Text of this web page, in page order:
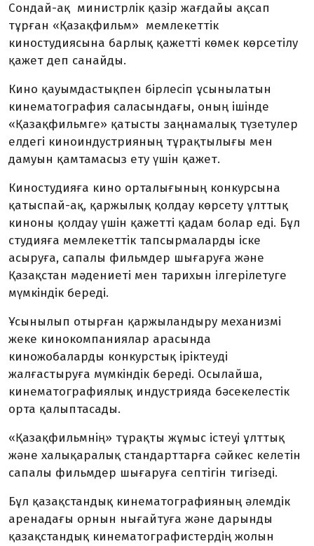
Сондай-ақ министрлік қазір жағдайы ақсап
тұрған «Қазақфильм» мемлекеттік
киностудиясына барлық қажетті көмек көрсетілу
қажет деп санайды.
Кино қауымдастықпен бірлесіп ұсынылатын
кинематография саласындағы, оның ішінде
«Қазақфильмге» қатысты заңнамалық түзетулер
елдегі киноиндустрияның тұрақтылығы мен
дамуын қамтамасыз ету үшін қажет.
Киностудияға кино орталығының конкурсына
қатыспай-ақ, қаржылық қолдау көрсету ұлттық
киноны қолдау үшін қажетті қадам болар еді. Бұл
студияға мемлекеттік тапсырмаларды іске
асыруға, сапалы фильмдер шығаруға және
Қазақстан мәдениеті мен тарихын ілгерілетуге
мүмкіндік береді.
Ұсынылып отырған қаржыландыру механизмі
жеке кинокомпаниялар арасында
киножобаларды конкурстық іріктеуді
жалғастыруға мүмкіндік береді. Осылайша,
кинематографиялық индустрияда бәсекелестік
орта қалыптасады.
«Қазақфильмнің» тұрақты жұмыс істеуі ұлттық
және халықаралық стандарттарға сәйкес келетін
сапалы фильмдер шығаруға септігін тигізеді.
Бұл қазақстандық кинематографияның әлемдік
аренадағы орнын нығайтуға және дарынды
қазақстандық кинематографистердің жолын